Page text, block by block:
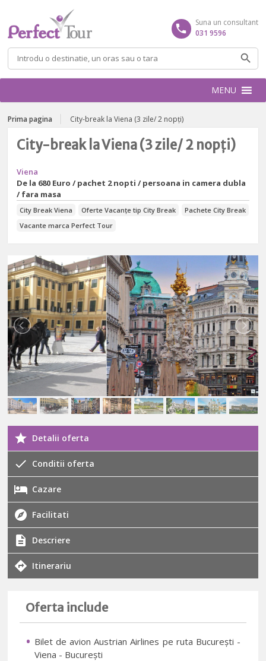
Caută
după:
Suna un consultant
031 9596
MENU
Prima pagina City-break la Viena (3 zile/ 2 nopți)
City-break la Viena (3 zile/ 2 nopți)
Viena
De la 680 Euro / pachet 2 nopti / persoana in camera dubla
/ fara masa
City Break Viena Oferte Vacanțe tip City Break
Pachete City Break
Vacante marca Perfect Tour
Detalii oferta
Conditii oferta
Cazare
Facilitati
Descriere
Itinerariu
Oferta include
Bilet de avion Austrian Airlines pe ruta București -
Viena - București